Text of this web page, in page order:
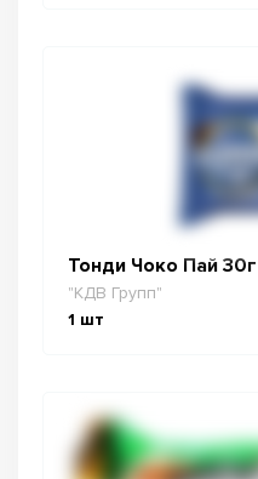
Тонди Чоко Пай 30г
"КДВ Групп"
1 шт